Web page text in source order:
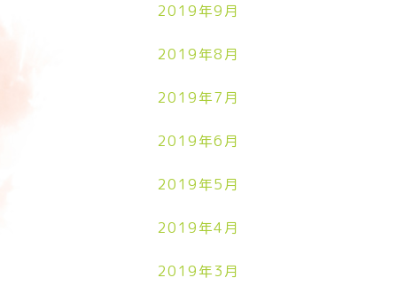
2019年9月
2019年8月
2019年7月
2019年6月
2019年5月
2019年4月
2019年3月